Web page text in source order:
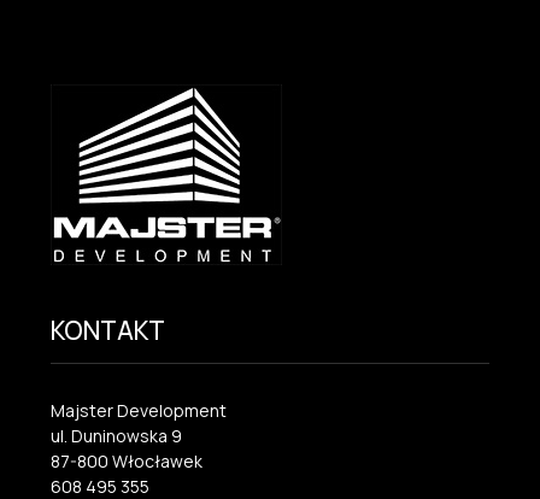
KONTAKT
Majster Development
ul. Duninowska 9
87-800 Włocławek
608 495 355